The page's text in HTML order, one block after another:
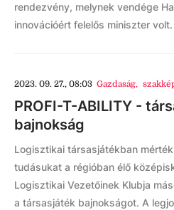
rendezvény, melynek vendége
innovációért felelős miniszter volt.
2023. 09. 27., 08:03 Gazdaság,
PROFI-T-ABILITY -
bajnokság
Logisztikai társasjátékban
tudásukat a régióban élő
Logisztikai Vezetőinek Klubja
a társasjáték bajnokságot. A